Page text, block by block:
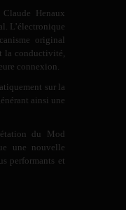
Claude Henaux
L’électronique
original
la conductivité,
connexion.
sur la
ainsi une
du Mod
une nouvelle
performants et